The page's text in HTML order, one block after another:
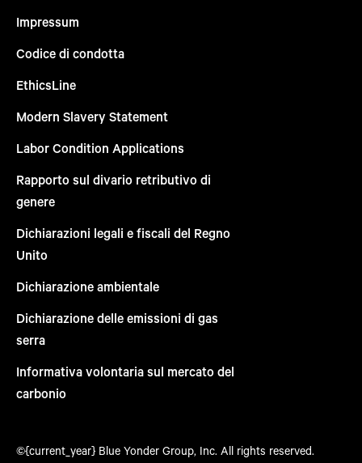
Impressum
Codice di condotta
EthicsLine
Modern Slavery Statement
Labor Condition Applications
Rapporto sul divario retributivo di
genere
Dichiarazioni legali e fiscali del Regno
Unito
Dichiarazione ambientale
Dichiarazione delle emissioni di gas
serra
Informativa volontaria sul mercato del
carbonio
©{current_year} Blue Yonder Group, Inc. All rights reserved.